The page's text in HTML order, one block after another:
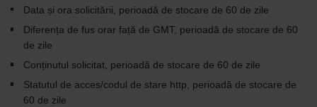
Data și ora solicitării, perioadă de stocare de 60 de zile
Diferența de fus orar față de GMT, perioadă de stocare de 60
de zile
Conținutul solicitat, perioadă de stocare de 60 de zile
Statutul de acces/codul de stare http, perioadă de stocare de
60 de zile